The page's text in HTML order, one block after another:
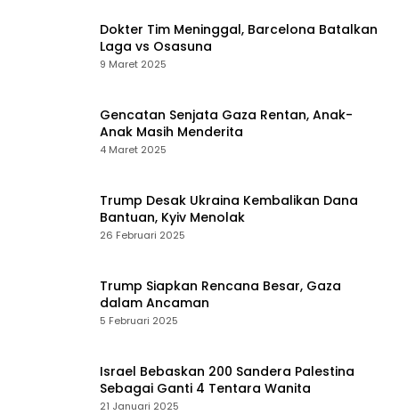
Dokter Tim Meninggal, Barcelona Batalkan
Laga vs Osasuna
9 Maret 2025
Gencatan Senjata Gaza Rentan, Anak-
Anak Masih Menderita
4 Maret 2025
Trump Desak Ukraina Kembalikan Dana
Bantuan, Kyiv Menolak
26 Februari 2025
Trump Siapkan Rencana Besar, Gaza
dalam Ancaman
5 Februari 2025
Israel Bebaskan 200 Sandera Palestina
Sebagai Ganti 4 Tentara Wanita
21 Januari 2025